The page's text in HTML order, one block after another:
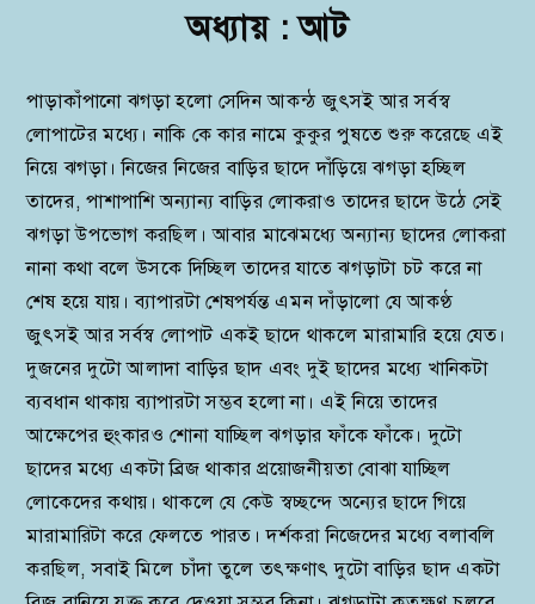
অধ্যায় : আট
পাড়াকাঁপানো ঝগড়া হলো সেদিন আকন্ঠ জুৎসই আর সর্বস্ব
লোপাটের মধ্যে। নাকি কে কার নামে কুকুর পুষতে শুরু করেছে এই
নিয়ে ঝগড়া। নিজের নিজের বাড়ির ছাদে দাঁড়িয়ে ঝগড়া হচ্ছিল
তাদের, পাশাপাশি অন্যান্য বাড়ির লোকরাও তাদের ছাদে উঠে সেই
ঝগড়া উপভোগ করছিল। আবার মাঝেমধ্যে অন্যান্য ছাদের লোকরা
নানা কথা বলে উসকে দিচ্ছিল তাদের যাতে ঝগড়াটা চট করে না
শেষ হয়ে যায়। ব্যাপারটা শেষপর্যন্ত এমন দাঁড়ালো যে আকণ্ঠ
জুৎসই আর সর্বস্ব লোপাট একই ছাদে থাকলে মারামারি হয়ে যেত।
দুজনের দুটো আলাদা বাড়ির ছাদ এবং দুই ছাদের মধ্যে খানিকটা
ব্যবধান থাকায় ব্যাপারটা সম্ভব হলো না। এই নিয়ে তাদের
আক্ষেপের হুংকারও শোনা যাচ্ছিল ঝগড়ার ফাঁকে ফাঁকে। দুটো
ছাদের মধ্যে একটা ব্রিজ থাকার প্রয়োজনীয়তা বোঝা যাচ্ছিল
লোকেদের কথায়। থাকলে যে কেউ স্বচ্ছন্দে অন্যের ছাদে গিয়ে
মারামারিটা করে ফেলতে পারত। দর্শকরা নিজেদের মধ্যে বলাবলি
করছিল, সবাই মিলে চাঁদা তুলে তৎক্ষণাৎ দুটো বাড়ির ছাদ একটা